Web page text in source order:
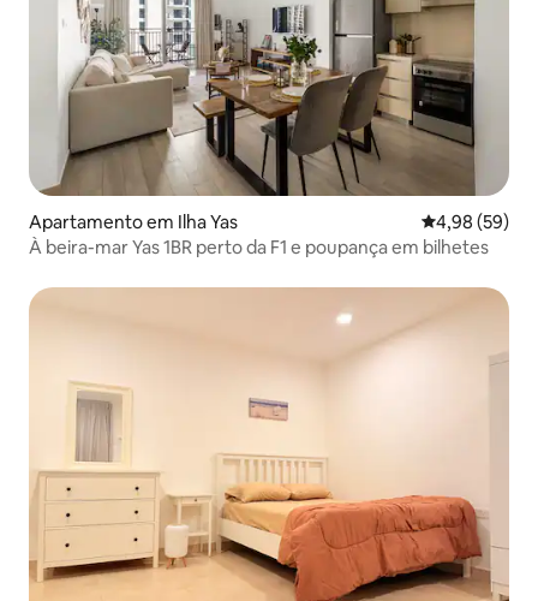
Apartamento em Ilha Yas Classificação
4,98 (59)
À beira-mar Yas 1BR perto da F1 e poupança em bilhetes